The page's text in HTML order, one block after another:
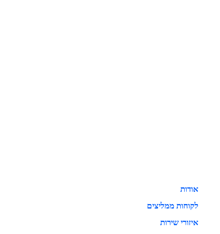
אודות
לקוחות ממליצים
איזורי שירות